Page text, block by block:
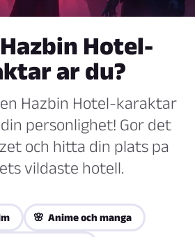
Hotel-
ar du?
Hazbin Hotel-karaktar
personlighet! Gor det
och hitta din plats pa
vildaste hotell.
🌸 Anime och manga